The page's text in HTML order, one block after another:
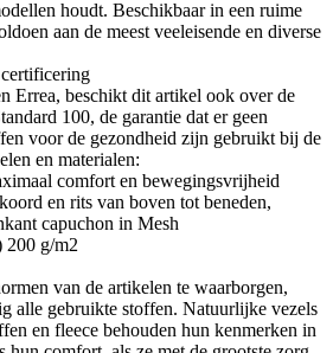
houdt. Beschikbaar in een ruime
aan de meest veeleisende en diverse
Errea, beschikt dit artikel ook over de
100, de garantie dat er geen
voor de gezondheid zijn gebruikt bij de
en materialen:
comfort en bewegingsvrijheid
en rits van boven tot beneden,
capuchon in Mesh
200 g/m2
van de artikelen te waarborgen,
alle gebruikte stoffen. Natuurlijke vezels
en fleece behouden hun kenmerken in